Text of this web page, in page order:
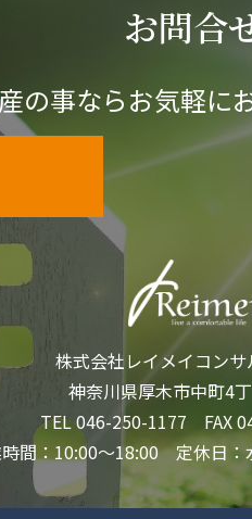
お問合
の事ならお気軽に
株式会社レイメイコンサ
神奈川県厚木市中町4
TEL 046-250-1177 FAX
時間：10:00～18:00 定休日：